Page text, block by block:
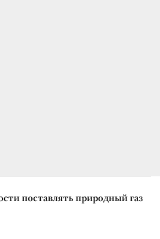
поставлять природный газ